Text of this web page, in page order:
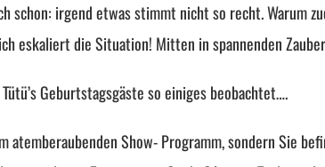
schon: irgend etwas stimmt nicht so recht. Warum
eskaliert die Situation! Mitten in spannenden
Geburtstagsgäste so einiges beobachtet….
atemberaubenden Show- Programm, sondern Sie